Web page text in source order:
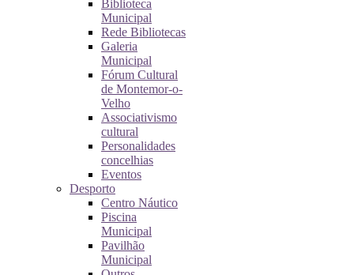
Biblioteca
Municipal
Rede Bibliotecas
Galeria
Municipal
Fórum Cultural
de Montemor-o-
Velho
Associativismo
cultural
Personalidades
concelhias
Eventos
Desporto
Centro Náutico
Piscina
Municipal
Pavilhão
Municipal